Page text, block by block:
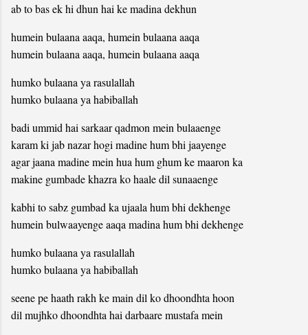
ab to bas ek hi dhun hai ke madina dekhun
humein bulaana aaqa, humein bulaana aaqa
humein bulaana aaqa, humein bulaana aaqa
humko bulaana ya rasulallah
humko bulaana ya habiballah
badi ummid hai sarkaar qadmon mein bulaaenge
karam ki jab nazar hogi madine hum bhi jaayenge
agar jaana madine mein hua hum ghum ke maaron ka
makine gumbade khazra ko haale dil sunaaenge
kabhi to sabz gumbad ka ujaala hum bhi dekhenge
humein bulwaayenge aaqa madina hum bhi dekhenge
humko bulaana ya rasulallah
humko bulaana ya habiballah
seene pe haath rakh ke main dil ko dhoondhta hoon
dil mujhko dhoondhta hai darbaare mustafa mein